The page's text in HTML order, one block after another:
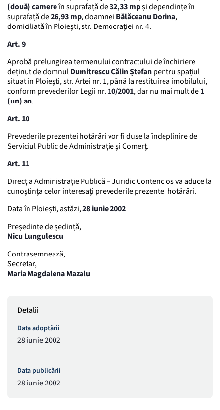
(două) camereîn suprafață de32,33 mpși dependințe în
suprafață de26,93 mp, doamnei Bălăceanu Dorina,
domiciliată în Ploiești, str. Democrației nr. 4.
Art. 9
Aprobă prelungirea termenului contractului de închiriere
deținut de domnulDumitrescu Călin Ștefanpentru spațiul
situat în Ploiești, str. Artei nr. 1, până la restituirea imobilului,
conform prevederilor Legii nr. 10/2001, dar nu mai mult de1
(un) an.
Art. 10
Prevederile prezentei hotărâri vor fi duse la îndeplinire de
Serviciul Public de Administrație și Comerț.
Art. 11
Direcția Administrație Publică – Juridic Contencios va aduce la
cunoștința celor interesați prevederile prezentei hotărâri.
Data în Ploiești, astăzi,28 iunie 2002
Președinte de ședință,
Nicu Lungulescu
Contrasemnează,
Secretar,
Maria Magdalena Mazalu
Detalii
Data adoptării
28 iunie 2002
Data publicării
28 iunie 2002